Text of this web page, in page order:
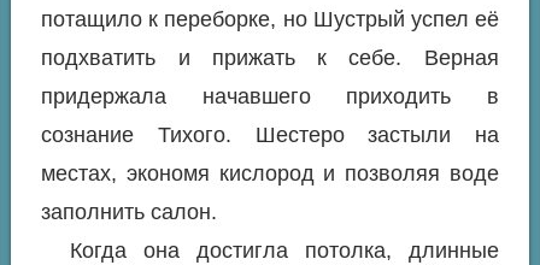
потащило к переборке, но Шустрый успел её
подхватить и прижать к себе. Верная
придержала начавшего приходить в
сознание Тихого. Шестеро застыли на
местах, экономя кислород и позволяя воде
заполнить салон.
Когда она достигла потолка, длинные